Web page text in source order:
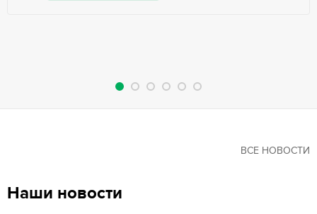
Наши новости
ВСЕ НОВОСТИ